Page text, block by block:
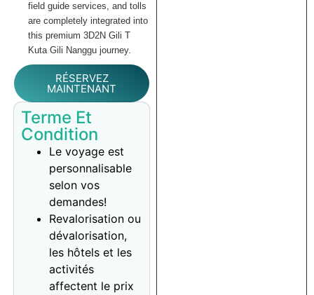
field guide services, and tolls
are completely integrated into
this premium 3D2N Gili T
Kuta Gili Nanggu journey.
RÉSERVEZ
MAINTENANT
Terme Et
Condition
Le voyage est
personnalisable
selon vos
demandes!
Revalorisation ou
dévalorisation,
les hôtels et les
activités
affectent le prix